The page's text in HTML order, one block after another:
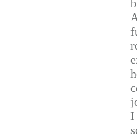
I